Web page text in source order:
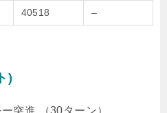
40518 –
)
突進 （30ターン）